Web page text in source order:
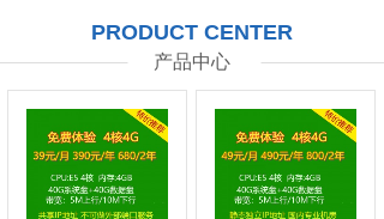
力等方面提出20条举措。...
PRODUCT CENTER
产品中心